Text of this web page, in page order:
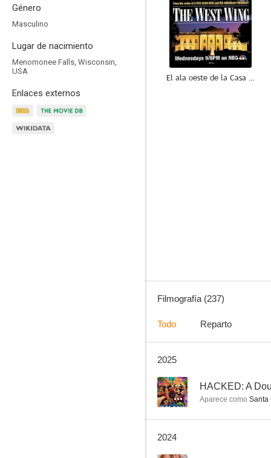
Género
Masculino
Lugar de nacimiento
Menomonee Falls, Wisconsin,
USA
Enlaces externos
El ala oeste de la Casa Blanca
8.5
Filmografía (237)
Todo Reparto
2025
-- HACKED: A
Aparece como Santa
2024